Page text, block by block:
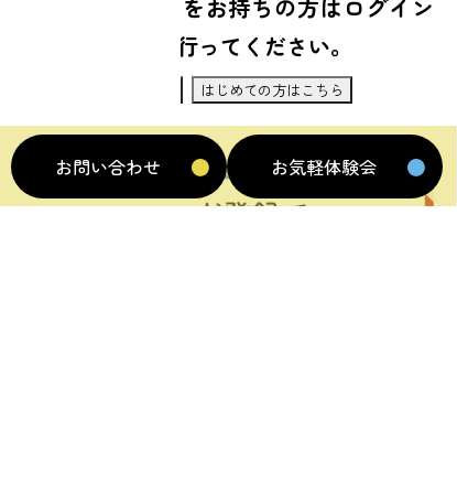
既にアカウントをお持ちの方はログイン
して申し込みを行ってください。
はじめての方はこちら
お問い合わせ お気軽体験会